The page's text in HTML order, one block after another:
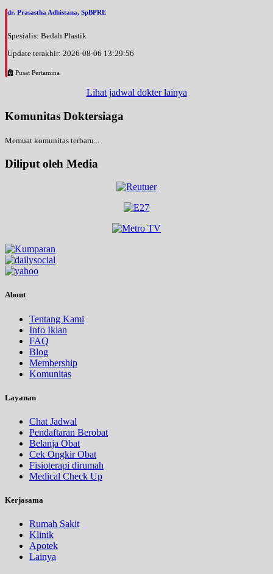
dr. Prasastha Adhistana, SpBPRE
Spesialis: Bedah Plastik
Update terakhir: 2026-08-06 13:29:56
Pusat Pertamina
Lihat jadwal dokter lainya
Komunitas Doktersiaga
Memuat komunitas terbaru...
Diliput oleh Media
About
Tentang Kami
Info Iklan
FAQ
Blog
Membership
Komunitas
Layanan
Chat Jadwal
Pendaftaran Berobat
Belanja Obat
Cek Ongkir Obat
Fisioterapi dirumah
Medical Check Up
Kerjasama
Rumah Sakit
Klinik
Apotek
Lainya